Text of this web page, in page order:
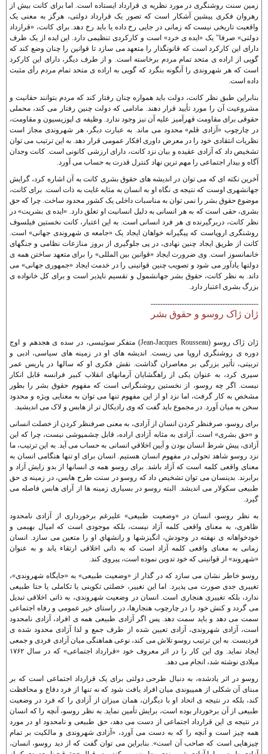
زمين سنت روشنگری در مورد نظريه ی قرارداد ايستاده است. اما برای کانت بيش از
رهروان فکری پيشين آشکار است که تصور يک قرارداد دولتی، هرگز به معنی يک
واقعيت تاريخی نيست که زمانی در جايی رخ داده يا بايد رخ دهد. برای کانت، «قرارداد
دولتی» صرفا" يک «ايده ی خرد» است و کارکردی تنظيمی دارد. اين ايده از يک طرف
دارای اين کارکرد است که قانونگذار را متعهد می سازد تا قوانين را چنان وضع کند که
گويی از اراده ی متحد تمام مردم برخاسته است. و از طرف ديگر، دارای اين کارکرد
است که هر شهروندی را آنگونه بنگرد که گويی به اراده ی متحد تمام مردم رأی مثبت
داده است.
بنابراين طبق نظر کانت، دولت بايد همواره چنان رفتار کند که مردم بتوانند حقانيت و
مشروعيت آن را مورد تأييد قرار دهند. مادامی که دولت چنين رفتار می کند، محملی
حقوقی برای مقاومت قهرآميز عليه آن نيز وجود ندارد. وظيفه ی اپوزيسيون و مقاومت،
در چارچوب «آزادی قلم» محدود می ماند. به عبارت ديگر، هر شهروندی مجاز است
نظريات انتقادی خود را در معرض داوری افکار عمومی قرار دهد. به اين ترتيب می توان
تشخيص داد که آزادی عقيده و بيان نزد کانت، دارای ارزشی کانونی است. کانت وجدان
آگاه و بيدار اجتماعی را مهم ترين نهاد کنترل قدرت به حساب می آورد.
آخرين نکته ای که می توان در انديشه های حقوق بشری کانت به آن اشاره کرد، گرايش
جهانشهری اوست که نتيجه ی نگاه او به انسان به مثابه غايت به ذات است. برای کانت،
موضوع حقوق بشر را نمی توان به مناسبات داخلی يک کشور محدود ساخت. چرا که حق
بشری، حقی است که به هر انسانی به دليل انسانيت او تعلق دارد. «ايده ی بشريت» در
نظر کانت، دربرگيرنده ی هر فرد انسانی است. به اين اعتبار، کانت نخستين فيلسوف
روشنگری اروپاست که پيگيرانه خواهان ايجاد يک «جامعه ی شهروندی جهانی» است.
کانت از طريق ايجاد چنين نهادی، در پی جلوگيری از بروز منازعات نظامی و جنگهای
خانمانسوز است. وی ضرورت ايجاد «قوانين بين المللی» را برای متعهد ساختن همه ی
دولتها يادآور می شود و تصويب چنين قوانينی را در خدمت ايجاد «جمهوری جهانی» می
داند. به نظر کانت، حقوق بشر جهانشمول و تقسيم ناپذير است و برای کل خانواده ی
بزرگ بشری اعتبار دارد.
---------------------------------------------
ژان ژاک روسو و حقوق بشر
ژان ژاک روسو (Jean-Jacques Rousseau) متفکر سوئيسی، در سده ی هجدهم و اوج
دوره ی روشنگری اروپا می زيست. انديشه های او در زمينه های سياسی، ادبی و
تربيتی، تأثير بزرگی بر معاصران گذاشت. نقش فکری او که سالها در پاريس عمر
سپری کرد، به عنوان يکی از راهگشايان آرمانهای انقلاب کبير فرانسه قابل انکار
نيست. اگر چه روسو، از نخستين روشنگرانی است که مفهوم حقوق بشر را بطور
مشخص به کار گرفت، اما نزد او از اين مفهوم تنها می توان به معنايی ويژه و محدود
سخن به ميان آورد. در مجموع بايد گفت که وی راديکال تر از هابس و لاک می انديشيد.
برای روسو، صرفنظر کردن انسان از آزادی، به معنی صرفنظر کردن از خصلت انسانی
و «حق بشری» است. آزادی به مثابه آزادی اراده، قابل چشمپوشی نيست، چرا که اين
آزادی، پيش شرط انسان بودن و آيين اخلاقي انسانی به حساب می آيد. به اين ترتيب، ما
نزد روسو شاهد تحولی در مفهوم انسان هستيم. انسان برای او تنها هنگامی انسان به
معنای واقعی کلمه است که آزاد باشد. برای روسو همه ی انسانها از بدو زايش آزاد و
برابرند. بدينسان می توان تشخيص داد که روسو در سنت طرح هابس، در زمينه ی حق
طبيعی سکولار می انديشد. البته روسو در بسياری زمينه ها از آرای هابس فاصله می
گيرد.
به نظر روسو، انسان در «وضعيت طبيعی» عليرغم برخورداری از آزادی نامحدود
ظاهری، به معنای واقعی کلمه آزاد نيست، بلکه موجودی است که اميال بهيمی و
خودخواهانه ی نهفته در وجودش، انگيزشها و رانشهاي او را متعين می سازد. انسان
زمانی به معنای واقعی کلمه آزاد است که به ذاتی اخلاقی ارتقاء يابد و به عنوان
«شهروند» از قوانينی که خود تدوين نموده است، پيروی کند.
روسو خاطر نشان می سازد که در گذار از «وضعيت طبيعی» به «جايگاه شهروندی»،
تغييری جدی صورت می پذيرد. اما اين تغيير، خصلتی تکوينی يا تکاملی يا حتا طبيعی
ندارد، بلکه تغييری هنجاری است. انسان در وضعيت شهروندی، به ذاتی اخلاقی تبديل
می گردد و کنش خود را در چارچوب هنجارها، در راستای خير عمومی و رفاه اجتماعی
سمت می دهد و بايد سمت دهد. پس اگر آزادی طبيعی همه ی افراد، آزادی نامحدود
است، آزادی شهروندی، آزادی تعيين شده از طرف جمع و لذا آزادی محدود شده ی
فرديست. به اين ترتيب روسو تلاش می کند، نوعی هماهنگی ميان آزادی فردی و جمعی
ايجاد نمايد. وی اين کار را در اثر معروف خود «قرارداد اجتماعی» که در سال ۱۷۶۲
ميلادی نوشته شد، انجام می دهد.
روسو در اثر يادشده، به دنبال طرحی دولتی برای يک قرارداد اجتماعی است که بر
مبنای آن شکلی از همپيوندی ميان افراد يافت شود که نه تنها از فرد دفاع و محافظت
کند، بلکه در نتيجه ی اتحاد او با ديگران، همان ميزان از آزادی را که فرد در وضعيت
طبيعی از آن برخوردار بوده است، برايش تأمين نمايد. به نظر روسو، آنچه را که انسان
در نتيجه ی اين قرارداد اجتماعی از دست می دهد، حق طبيعی و نامحدود او در مورد
همه چيز است و آنچه را که به دست می آورد، «آزادی شهروندی و مالکيت بر تمام
چيزهايی است که صاحب آن است». بنابراين می توان گفت که از ديد روسو، انسان،